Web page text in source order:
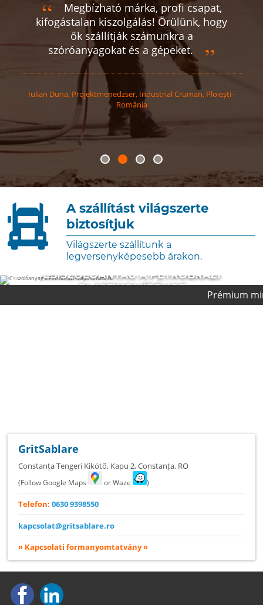
Megbízható márka, profi csapat,
kifogástalan kiszolgálás! Örülünk, hogy
ők szállítják számunkra a
szóróanyagokat és a gépeket.
Iulian Duna, Projektmenedzser, Industrial Cruman, Ploiești -
România
A szállítást világszerte
biztosítjuk
Világszerte szállítunk a
legversenyképesebb árakon.
CSISZOLÓANYAG A CHEVRON
PLATFORMHOZ
Prémium minőségi
GritSablare
Constanța Tengeri Kikötő, Kapu 2,Constanța, RO
(Follow Google Maps or Waze )
Telefon: 0630 9398550
kapcsolat@gritsablare.ro
» Kapcsolati formanyomtatvány «